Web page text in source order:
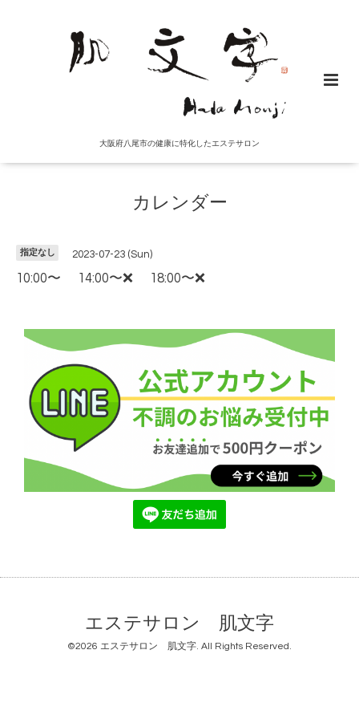
大阪府八尾市の健康に特化したエステサロン
カレンダー
指定なし 2023-07-23 (Sun)
10:00〜 14:00〜❌ 18:00〜❌
エステサロン 肌文字
©2026 エステサロン 肌文字. All Rights Reserved.